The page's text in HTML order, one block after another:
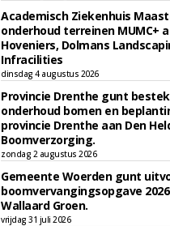
Academisch Ziekenhuis
onderhoud terreinen MUMC+
Hoveniers, Dolmans
Infracilities
dinsdag 4 augustus 2026
Provincie Drenthe gunt bestek
onderhoud bomen en
provincie Drenthe aan Den
Boomverzorging.
zondag 2 augustus 2026
Gemeente Woerden gunt
boomvervangingsopgave 2026
Wallaard Groen.
vrijdag 31 juli 2026